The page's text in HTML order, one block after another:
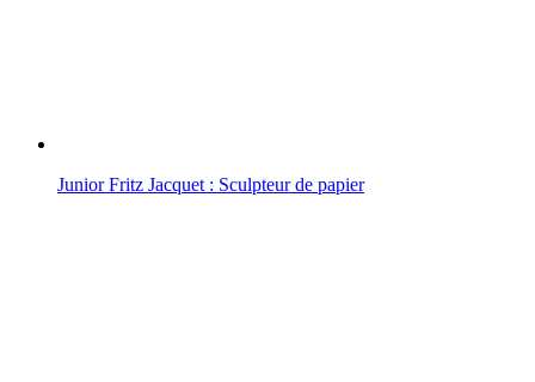
Junior Fritz Jacquet : Sculpteur de papier